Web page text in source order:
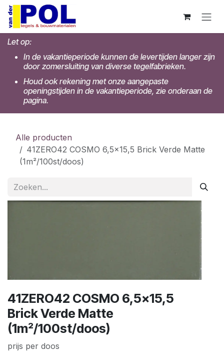
Overslaan naar inhoud
Let op:
In de vakantieperiode kunnen de levertijden langer zijn
door zomersluiting van diverse tegelfabrieken.
Houd ook rekening met onze aangepaste
openingstijden in de vakantieperiode, zie onderaan de
pagina.
Alle producten
41ZERO42 COSMO 6,5x15,5 Brick Verde Matte
(1m²/100st/doos)
41ZERO42 COSMO 6,5x15,5
Brick Verde Matte
(1m²/100st/doos)
prijs per doos